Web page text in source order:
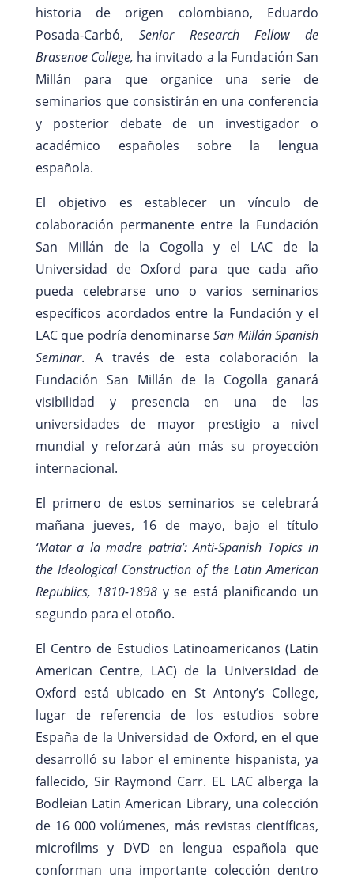
historia de origen colombiano, Eduardo
Posada-Carbó, Senior Research Fellow de
Brasenoe College, ha invitado a la Fundación San
Millán para que organice una serie de
seminarios que consistirán en una conferencia
y posterior debate de un investigador o
académico españoles sobre la lengua
española.
El objetivo es establecer un vínculo de
colaboración permanente entre la Fundación
San Millán de la Cogolla y el LAC de la
Universidad de Oxford para que cada año
pueda celebrarse uno o varios seminarios
específicos acordados entre la Fundación y el
LAC que podría denominarseSan Millán Spanish
Seminar. A través de esta colaboración la
Fundación San Millán de la Cogolla ganará
visibilidad y presencia en una de las
universidades de mayor prestigio a nivel
mundial y reforzará aún más su proyección
internacional.
El primero de estos seminarios se celebrará
mañana jueves, 16 de mayo, bajo el título
‘Matar a la madre patria’: Anti-Spanish Topics in
the Ideological Construction of the Latin American
Republics, 1810-1898 y se está planificando un
segundo para el otoño.
El Centro de Estudios Latinoamericanos (Latin
American Centre, LAC) de la Universidad de
Oxford está ubicado en St Antony’s College,
lugar de referencia de los estudios sobre
España de la Universidad de Oxford, en el que
desarrolló su labor el eminente hispanista, ya
fallecido, Sir Raymond Carr. EL LAC alberga la
Bodleian Latin American Library, una colección
de 16 000 volúmenes, más revistas científicas,
microfilms y DVD en lengua española que
conforman una importante colección dentro